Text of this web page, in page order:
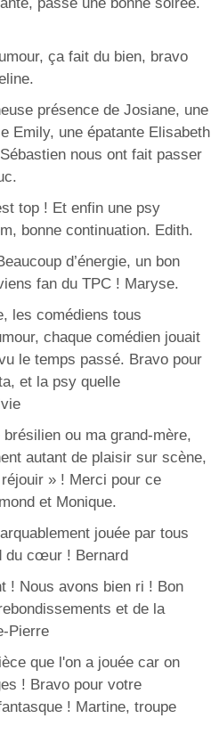
ça fait du bien, bravo
présence de Josiane, une
Emily, une épatante Elisabeth
nous ont fait passer
top ! Et enfin une psy
bonne continuation. Edith.
d’énergie, un bon
fan du TPC ! Maryse.
les comédiens tous
chaque comédien jouait
le temps passé. Bravo pour
et la psy quelle
ou ma grand-mère,
autant de plaisir sur scène,
» ! Merci pour ce
et Monique.
jouée par tous
du cœur ! Bernard
! Nous avons bien ri ! Bon
et de la
Pierre
que l'on a jouée car on
! Bravo pour votre
! Martine, troupe